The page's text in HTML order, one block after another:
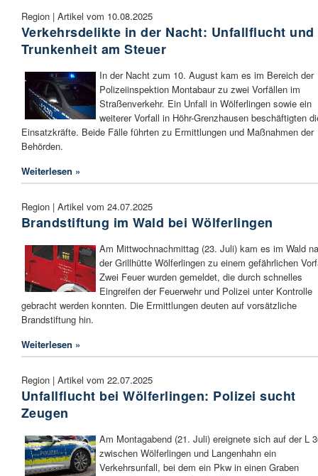
Region | Artikel vom 10.08.2025
Verkehrsdelikte in der Nacht: Unfallflucht und
Trunkenheit am Steuer
In der Nacht zum 10. August kam es im Bereich der
Polizeiinspektion Montabaur zu zwei Vorfällen im
Straßenverkehr. Ein Unfall in Wölferlingen sowie ein
weiterer Vorfall in Höhr-Grenzhausen beschäftigten
Einsatzkräfte. Beide Fälle führten zu Ermittlungen und Maßnahmen der
Behörden.
Weiterlesen »
Region | Artikel vom 24.07.2025
Brandstiftung im Wald bei Wölferlingen
Am Mittwochnachmittag (23. Juli) kam es im Wald
der Grillhütte Wölferlingen zu einem gefährlichen
Zwei Feuer wurden gemeldet, die durch schnelles
Eingreifen der Feuerwehr und Polizei unter Kontrolle
gebracht werden konnten. Die Ermittlungen deuten auf vorsätzliche
Brandstiftung hin.
Weiterlesen »
Region | Artikel vom 22.07.2025
Unfallflucht bei Wölferlingen: Polizei sucht
Zeugen
Am Montagabend (21. Juli) ereignete sich auf der L
zwischen Wölferlingen und Langenhahn ein
Verkehrsunfall, bei dem ein Pkw in einen Graben